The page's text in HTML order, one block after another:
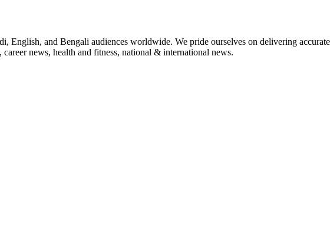
English, and Bengali audiences worldwide. We pride ourselves on delivering
news, health and fitness, national & international news.